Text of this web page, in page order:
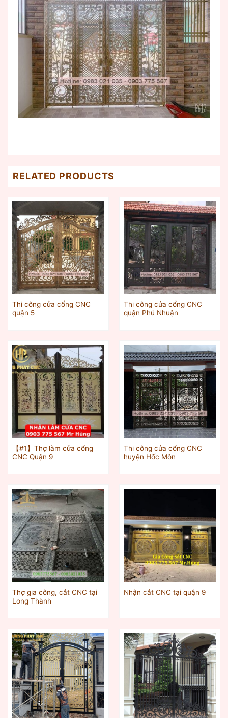
RELATED PRODUCTS
Thi công cửa cổng CNC
quận 5
Thi công cửa cổng CNC
quận Phú Nhuận
【#1】Thợ làm cửa cổng
CNC Quận 9
Thi công cửa cổng CNC
huyện Hốc Môn
Thợ gia công, cắt CNC tại
Long Thành
Nhận cắt CNC tại quận 9